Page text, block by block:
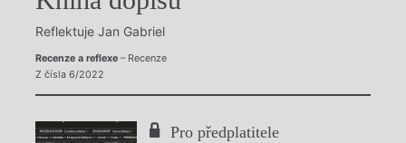
Reflektuje Jan Gabriel
Recenze a reflexe– Recenze
Z čísla 6/2022
Pro předplatitele